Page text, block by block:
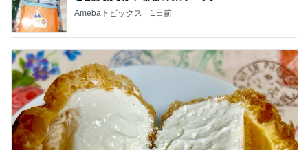
Amebaトピックス 1日前